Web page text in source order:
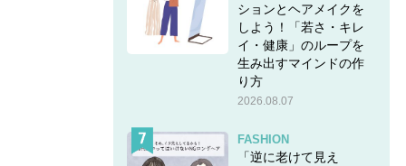
ションとヘアメイクを
しよう！「若さ・キレ
イ・健康」のループを
生み出すマインドの作
り方
2026.08.07
FASHION
「逆に老けて見え